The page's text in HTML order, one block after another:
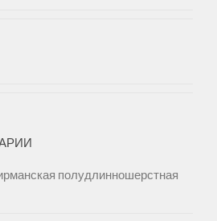
полудлинношерстная